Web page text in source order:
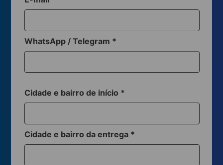
WhatsApp / Telegram *
Cidade e bairro de início *
Cidade e bairro da entrega *